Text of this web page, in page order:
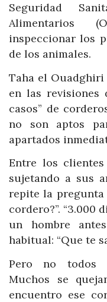
Seguridad
Alimentarios
inspeccionar los
de los animales.
Taha el Ouadghiri
en las revisiones
casos” de
no son aptos
apartados
Entre los clientes
sujetando a sus
repite la pregunta
cordero?”. “3.000
un hombre
habitual: “Que te
Pero no todos
Muchos se
encuentro ese